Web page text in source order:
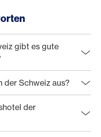
gibt es gute
der Schweiz aus?
der